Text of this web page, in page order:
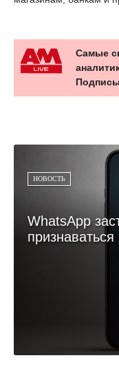
Самые
НОВОСТЬ
WhatsApp